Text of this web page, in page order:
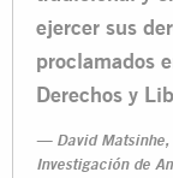
ejercer sus
proclamados
Derechos y
David
Investigación de